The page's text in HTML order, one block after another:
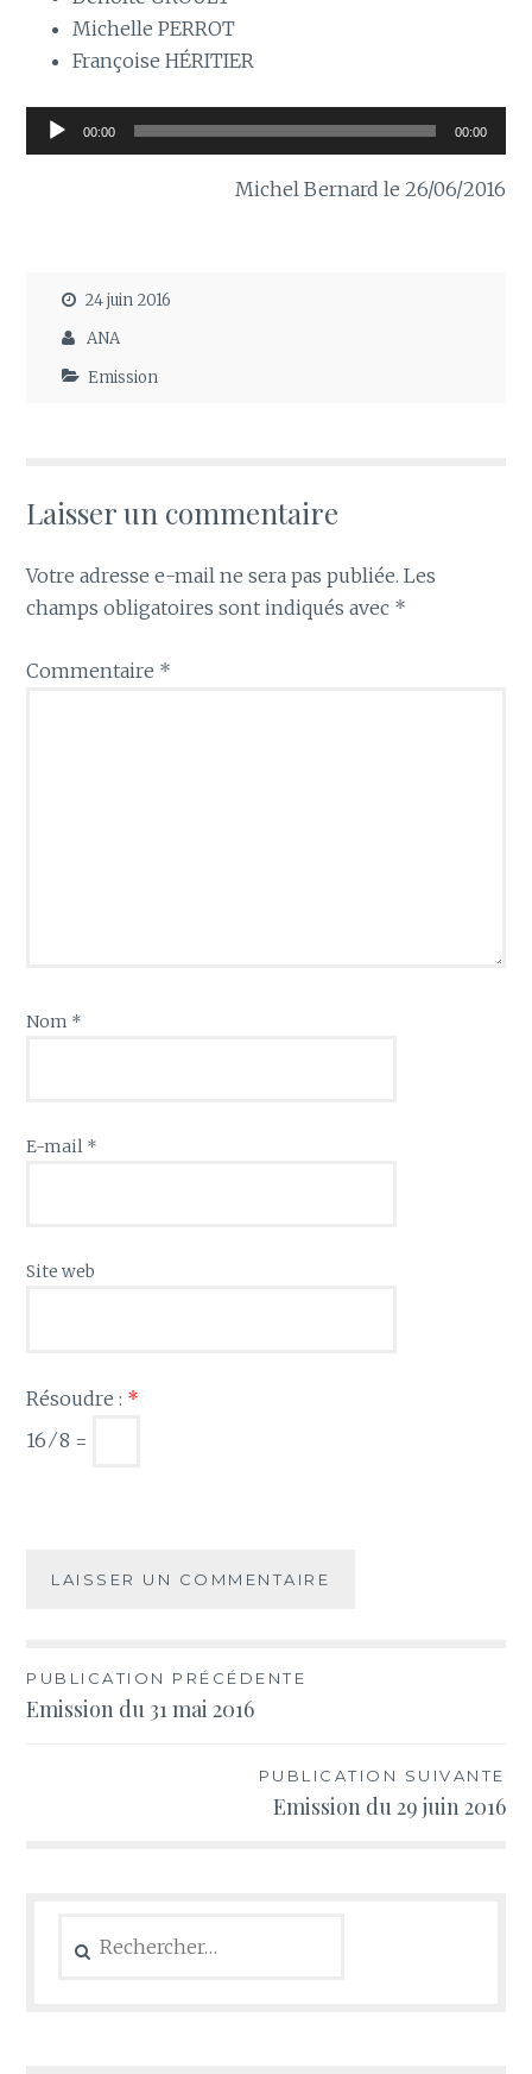
Michelle PERROT
Françoise HÉRITIER
Lecteur
audio
00:00 00:00
Michel Bernard le 26/06/2016
24 juin 2016
ANA
Emission
Laisser un commentaire
Votre adresse e-mail ne sera pas publiée. Les
champs obligatoires sont indiqués avec *
Commentaire *
Nom *
E-mail *
Site web
Résoudre : *
16 ⁄ 8 =
Navigation
de
PUBLICATION PRÉCÉDENTE
Emission du 31 mai 2016
PUBLICATION SUIVANTE
Emission du 29 juin 2016